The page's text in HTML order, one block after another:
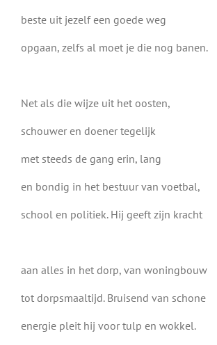
beste uit jezelf een goede weg
opgaan, zelfs al moet je die nog banen.
Net als die wijze uit het oosten,
schouwer en doener tegelijk
met steeds de gang erin, lang
en bondig in het bestuur van voetbal,
school en politiek. Hij geeft zijn kracht
aan alles in het dorp, van woningbouw
tot dorpsmaaltijd. Bruisend van schone
energie pleit hij voor tulp en wokkel.